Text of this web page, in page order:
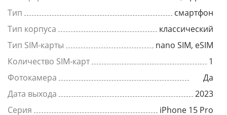
Тип
смартфон
Тип корпуса
классический
Тип SIM-карты
nano SIM, eSIM
Количество SIM-карт
1
Фотокамера
Да
Дата выхода
2023
Серия
iPhone 15 Pro